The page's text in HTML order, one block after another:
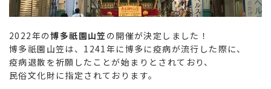
2022年の博多祇園山笠 の開催が決定しました！
博多祇園山笠は、1241年に博多に疫病が流行した際に、
疫病退散を祈願したことが始まりとされており、
民俗文化財に指定されております。